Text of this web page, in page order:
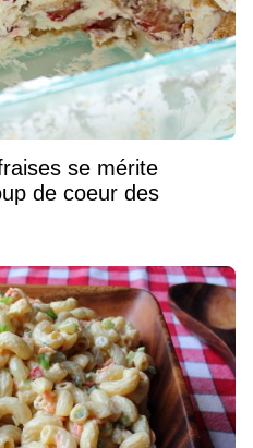
de coeur des